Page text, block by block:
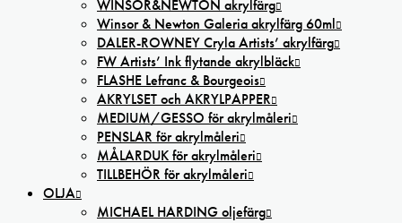
WINSOR&NEWTON akrylfärg
Winsor & Newton Galeria akrylfärg 60ml
DALER-ROWNEY Cryla Artists’ akrylfärg
FW Artists’ Ink flytande akrylbläck
FLASHE Lefranc & Bourgeois
AKRYLSET och AKRYLPAPPER
MEDIUM/GESSO för akrylmåleri
PENSLAR för akrylmåleri
MÅLARDUK för akrylmåleri
TILLBEHÖR för akrylmåleri
OLJA
MICHAEL HARDING oljefärg